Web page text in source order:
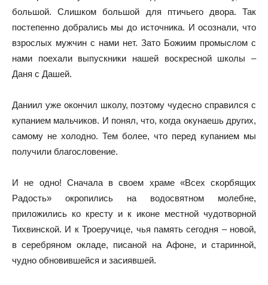
большой. Слишком большой для птичьего двора. Так
постепенно добрались мы до источника. И осознали, что
взрослых мужчин с нами нет. Зато Божиим промыслом с
нами поехали выпускники нашей воскресной школы –
Даня с Дашей.
Даниил уже окончил школу, поэтому чудесно справился с
купанием мальчиков. И понял, что, когда окунаешь других,
самому не холодно. Тем более, что перед купанием мы
получили благословение.
И не одно! Сначала в своем храме «Всех скорбящих
Радость» окропились на водосвятном молебне,
приложились ко кресту и к иконе местной чудотворной
Тихвинской. И к Троеручице, чья память сегодня – новой,
в серебряном окладе, писаной на Афоне, и старинной,
чудно обновившейся и засиявшей.